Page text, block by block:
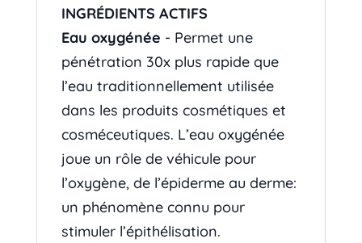
INGRÉDIENTS ACTIFS
Eau oxygénée - Permet une
pénétration 30x plus rapide que
l’eau traditionnellement utilisée
dans les produits cosmétiques et
cosméceutiques. L’eau oxygénée
joue un rôle de véhicule pour
l’oxygène, de l’épiderme au derme:
un phénomène connu pour
stimuler l’épithélisation.